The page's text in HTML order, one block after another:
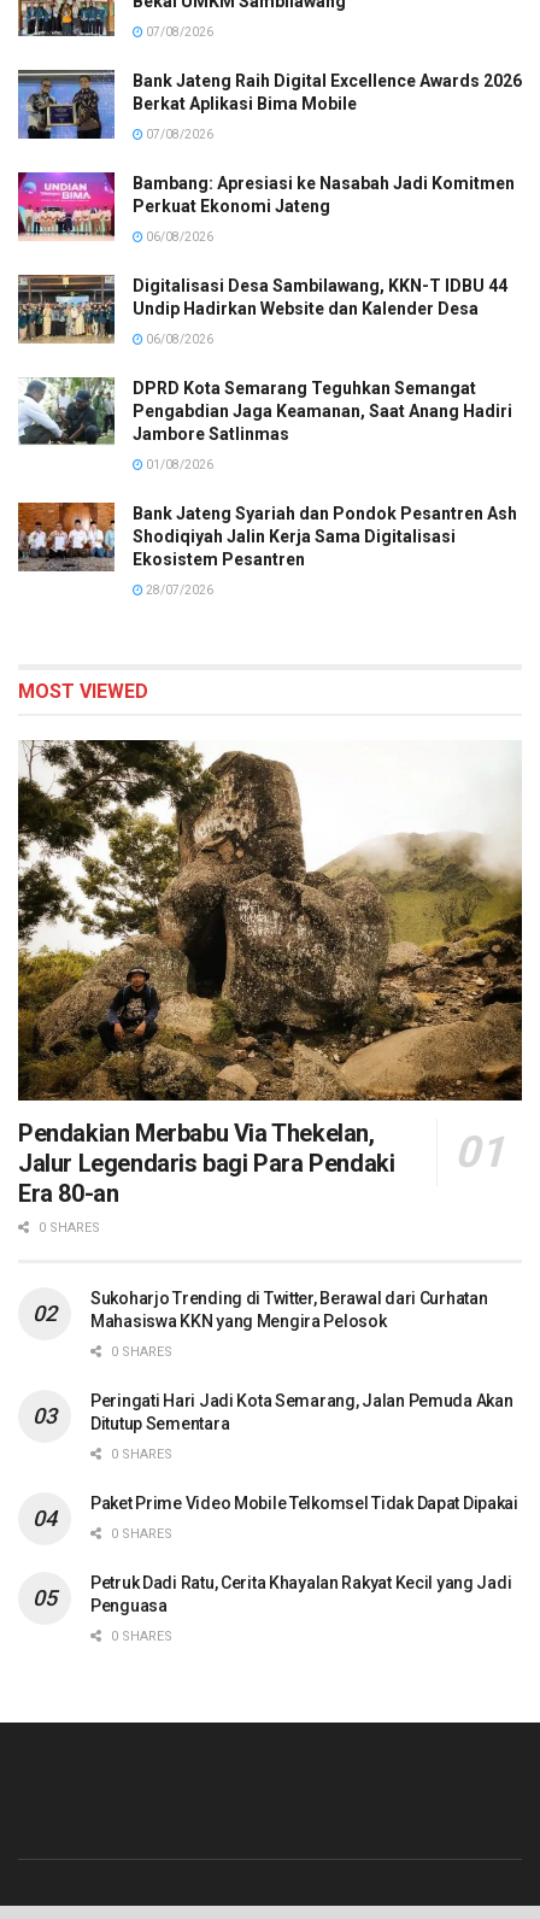
07/08/2026
Bank Jateng Raih Digital Excellence Awards 2026
Berkat Aplikasi Bima Mobile
07/08/2026
Bambang: Apresiasi ke Nasabah Jadi Komitmen
Perkuat Ekonomi Jateng
06/08/2026
Digitalisasi Desa Sambilawang, KKN-T IDBU 44
Undip Hadirkan Website dan Kalender Desa
06/08/2026
DPRD Kota Semarang Teguhkan Semangat
Pengabdian Jaga Keamanan, Saat Anang Hadiri
Jambore Satlinmas
01/08/2026
Bank Jateng Syariah dan Pondok Pesantren Ash
Shodiqiyah Jalin Kerja Sama Digitalisasi
Ekosistem Pesantren
28/07/2026
MOST VIEWED
Pendakian Merbabu Via Thekelan,
Jalur Legendaris bagi Para Pendaki
Era 80-an
0 SHARES
Sukoharjo Trending di Twitter, Berawal dari Curhatan
Mahasiswa KKN yang Mengira Pelosok
0 SHARES
Peringati Hari Jadi Kota Semarang, Jalan Pemuda Akan
Ditutup Sementara
0 SHARES
Paket Prime Video Mobile Telkomsel Tidak Dapat Dipakai
0 SHARES
Petruk Dadi Ratu, Cerita Khayalan Rakyat Kecil yang Jadi
Penguasa
0 SHARES